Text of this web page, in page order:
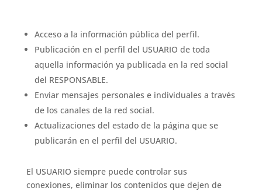
Acceso a la información pública del perfil.
Publicación en el perfil del USUARIO de toda
aquella información ya publicada en la red social
del RESPONSABLE.
Enviar mensajes personales e individuales a través
de los canales de la red social.
Actualizaciones del estado de la página que se
publicarán en el perfil del USUARIO.
El USUARIO siempre puede controlar sus
conexiones, eliminar los contenidos que dejen de